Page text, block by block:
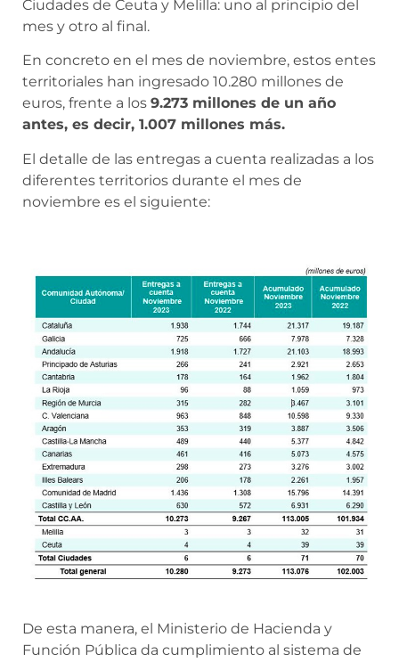
Ciudades de Ceuta y Melilla: uno al principio del
mes y otro al final.
En concreto en el mes de noviembre, estos entes
territoriales han ingresado 10.280 millones de
euros, frente a los 9.273 millones de un año
antes, es decir, 1.007 millones más.
El detalle de las entregas a cuenta realizadas a los
diferentes territorios durante el mes de
noviembre es el siguiente:
De esta manera, el Ministerio de Hacienda y
Función Pública da cumplimiento al sistema de